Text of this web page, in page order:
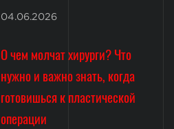
04.06.2026
О чем молчат хирурги? Что
нужно и важно знать, когда
готовишься к пластической
операции